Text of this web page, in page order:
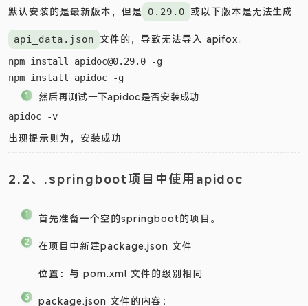
2. 安装apidoc
默认安装的是最新版本，但是 0.29.0 或以下版本是无法生成
api_data.json 文件的，导致无法导入 apifox。
然后再测试一下apidoc是否安装成功
首先准备一个空的springboot的项目。
在项目中新建package.json 文件
位置：与 pom.xml 文件的级别相同